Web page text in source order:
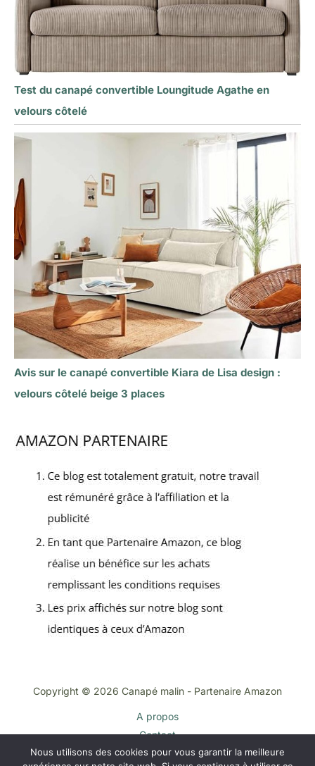
Test du canapé convertible Loungitude Agathe en
velours côtelé
Avis sur le canapé convertible Kiara de Lisa design :
velours côtelé beige 3 places
Copyright © 2026 Canapé malin - Partenaire Amazon
A propos
Contact
Plan du site
Nous utilisons des cookies pour vous garantir la meilleure